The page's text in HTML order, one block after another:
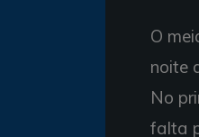
O
noite
No
falta